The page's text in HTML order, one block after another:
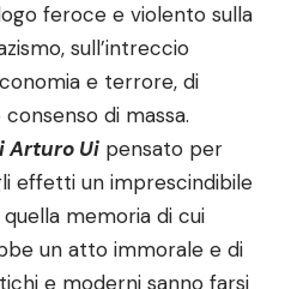
feroce e violento sulla
sull’intreccio
e terrore, di
di massa.
Arturo Ui pensato per
effetti un imprescindibile
memoria di cui
un atto immorale e di
e moderni sanno farsi